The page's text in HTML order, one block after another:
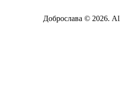
Доброслава © 2026.